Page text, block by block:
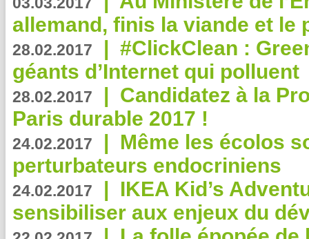
allemand, finis la viande et le
28.02.2017 | #ClickClean :
géants d’Internet qui polluent
28.02.2017 | Candidatez à la
Paris durable 2017 !
24.02.2017 | Même les écolos
perturbateurs endocriniens
24.02.2017 | IKEA Kid’s
sensibiliser aux enjeux du